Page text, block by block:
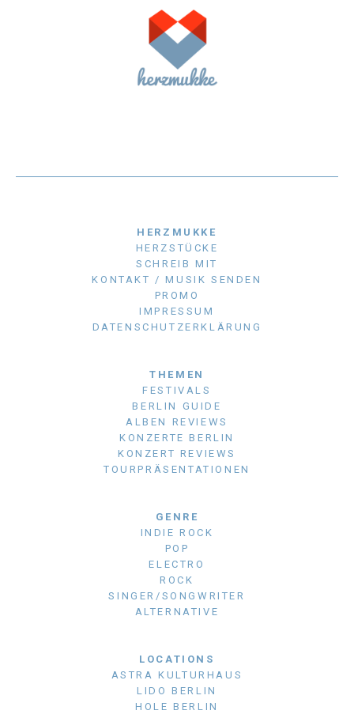
HERZMUKKE
HERZSTÜCKE
SCHREIB MIT
KONTAKT / MUSIK SENDEN
PROMO
IMPRESSUM
DATENSCHUTZERKLÄRUNG
THEMEN
FESTIVALS
BERLIN GUIDE
ALBEN REVIEWS
KONZERTE BERLIN
KONZERT REVIEWS
TOURPRÄSENTATIONEN
GENRE
INDIE ROCK
POP
ELECTRO
ROCK
SINGER/SONGWRITER
ALTERNATIVE
LOCATIONS
ASTRA KULTURHAUS
LIDO BERLIN
HOLE BERLIN